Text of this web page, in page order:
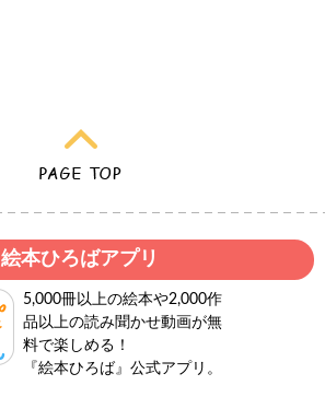
絵本ひろばアプリ
5,000冊以上の絵本や2,000作
品以上の読み聞かせ動画が無
料で楽しめる！
『絵本ひろば』公式アプリ。